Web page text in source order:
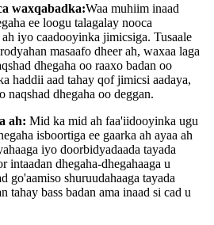
waxqabadka:Waa muhiim inaad
ee loogu talagalay nooca
ah iyo caadooyinka jimicsiga. Tusaale
masaafo dheer ah, waxaa laga
dhegaha oo raaxo badan oo
haddii aad tahay qof jimicsi aadaya,
naqshad dhegaha oo deggan.
ah: Mid ka mid ah faa'iidooyinka ugu
isboortiga ee gaarka ah ayaa ah
iyo doorbidyadaada tayada
intaadan dhegaha-dhegahaaga u
go'aamiso shuruudahaaga tayada
tahay bass badan ama inaad si cad u